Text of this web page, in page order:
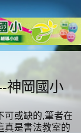
神岡國小
或缺的,筆者在
真是書法教室的